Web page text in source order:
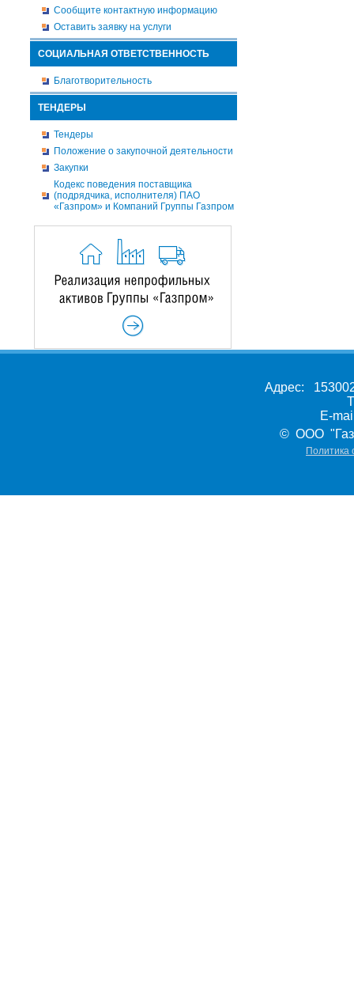
Сообщите контактную информацию
Оставить заявку на услуги
СОЦИАЛЬНАЯ ОТВЕТСТВЕННОСТЬ
Благотворительность
ТЕНДЕРЫ
Тендеры
Положение о закупочной деятельности
Закупки
Кодекс поведения поставщика
(подрядчика, исполнителя) ПАО
«Газпром» и Компаний Группы Газпром
Адрес:
E-
© ООО
Политика